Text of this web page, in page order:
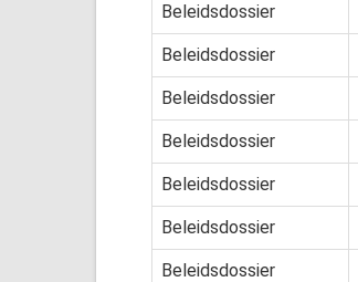
Beleidsdossier
Beleidsdossier
Beleidsdossier
Beleidsdossier
Beleidsdossier
Beleidsdossier
Beleidsdossier